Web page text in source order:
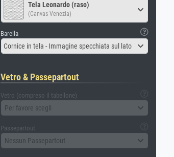
Tela Leonardo (raso)
(Canvas Venezia)
Barella
Cornice in tela - Immagine specchiata sul lato
Vetro & Passepartout
Vetro (compreso il tabellone)
Per favore scegli
Passepartout
Nessun Passepartout